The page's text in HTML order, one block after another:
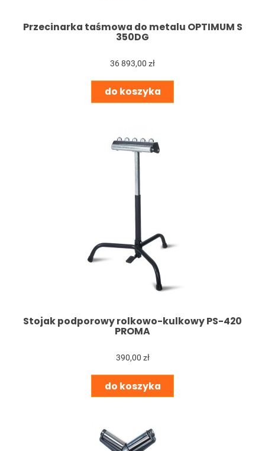
Przecinarka taśmowa do metalu OPTIMUM S
350DG
36 893,00 zł
do koszyka
Stojak podporowy rolkowo-kulkowy PS-420
PROMA
390,00 zł
do koszyka